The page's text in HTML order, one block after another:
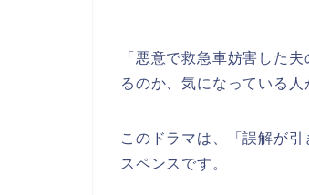
「悪意で救急車妨害した
るのか、気になっている人
このドラマは、「誤解が
スペンスです。